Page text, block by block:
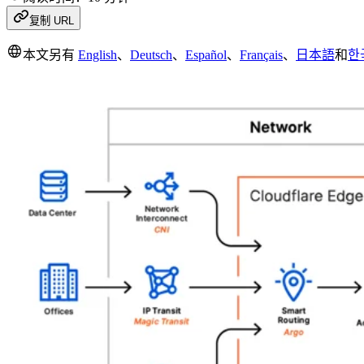
复制 URL
本文另有 English、 Deutsch、 Español、 Français、 日本語和한